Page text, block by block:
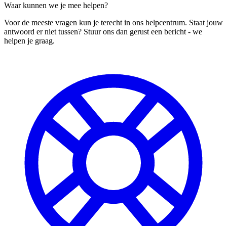
Waar kunnen we je mee helpen?
Voor de meeste vragen kun je terecht in ons helpcentrum. Staat jouw
antwoord er niet tussen? Stuur ons dan gerust een bericht - we
helpen je graag.